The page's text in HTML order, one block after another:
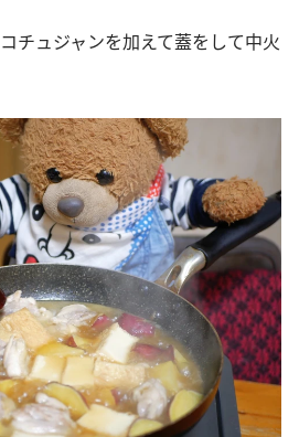
チュジャンを加えて蓋をして中火